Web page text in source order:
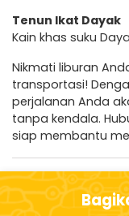
Tenun Ikat Dayak
Kain khas suku
Nikmati liburan
transportasi!
perjalanan Anda
tanpa kendala.
siap membantu